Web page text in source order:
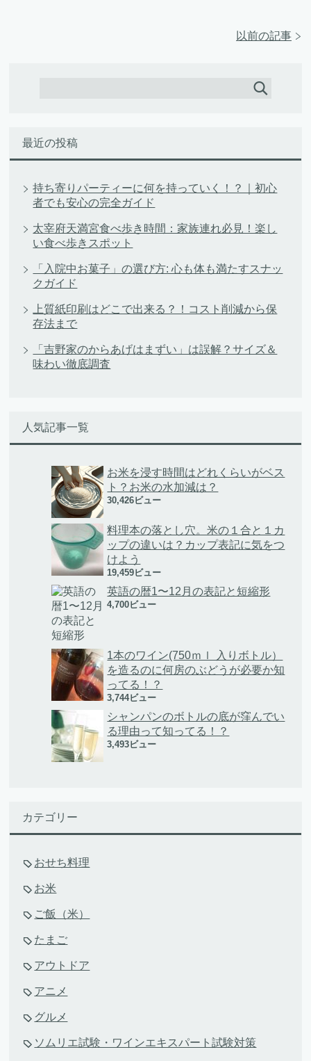
以前の記事
最近の投稿
持ち寄りパーティーに何を持っていく！？｜初心
者でも安心の完全ガイド
太宰府天満宮食べ歩き時間：家族連れ必見！楽し
い食べ歩きスポット
「入院中お菓子」の選び方: 心も体も満たすスナッ
クガイド
上質紙印刷はどこで出来る？！コスト削減から保
存法まで
「吉野家のからあげはまずい」は誤解？サイズ＆
味わい徹底調査
人気記事一覧
お米を浸す時間はどれくらいがベス
ト？お米の水加減は？
30,426ビュー
料理本の落とし穴。米の１合と１カ
ップの違いは？カップ表記に気をつ
けよう
19,459ビュー
英語の暦1〜12月の表記と短縮形
4,700ビュー
1本のワイン(750ｍｌ 入りボトル）
を造るのに何房のぶどうが必要か知
ってる！？
3,744ビュー
シャンパンのボトルの底が窪んでい
る理由って知ってる！？
3,493ビュー
カテゴリー
おせち料理
お米
ご飯（米）
たまご
アウトドア
アニメ
グルメ
ソムリエ試験・ワインエキスパート試験対策